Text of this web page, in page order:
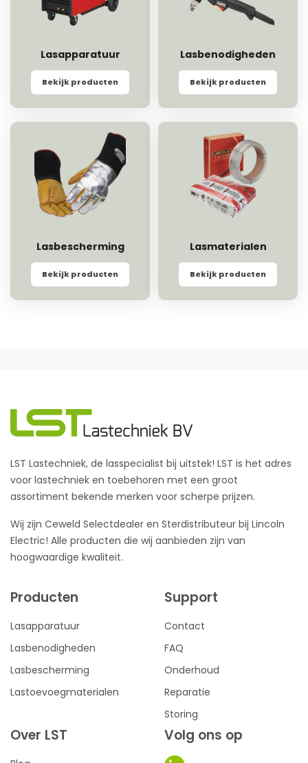
Lasapparatuur
Bekijk producten
Lasbenodigheden
Bekijk producten
Lasbescherming
Bekijk producten
Lasmaterialen
Bekijk producten
LST Lastechniek, de lasspecialist bij uitstek! LST is het adres
voor lastechniek en toebehoren met een groot
assortiment bekende merken voor scherpe prijzen.
Wij zijn Ceweld Selectdealer en Sterdistributeur bij Lincoln
Electric! Alle producten die wij aanbieden zijn van
hoogwaardige kwaliteit.
Producten
Lasapparatuur
Lasbenodigheden
Lasbescherming
Lastoevoegmaterialen
Support
Contact
FAQ
Onderhoud
Reparatie
Storing
Over LST Volg ons op